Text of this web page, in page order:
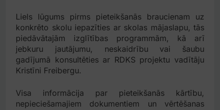
Liels lūgums pirms pieteikšanās braucienam uz
konkrēto skolu iepazīties ar skolas mājaslapu, tās
piedāvātajām izglītības programmām, kā arī
jebkuru jautājumu, neskaidrību vai šaubu
gadījumā konsultēties ar RDKS projektu vadītāju
Kristīni Freibergu.
Visa informācija par pieteikšanās kārtību,
nepieciešamajiem dokumentiem un vērtēšanas